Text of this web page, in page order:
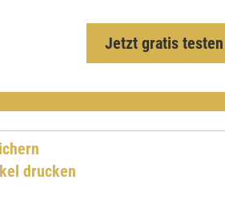
Jetzt gratis testen
drucken